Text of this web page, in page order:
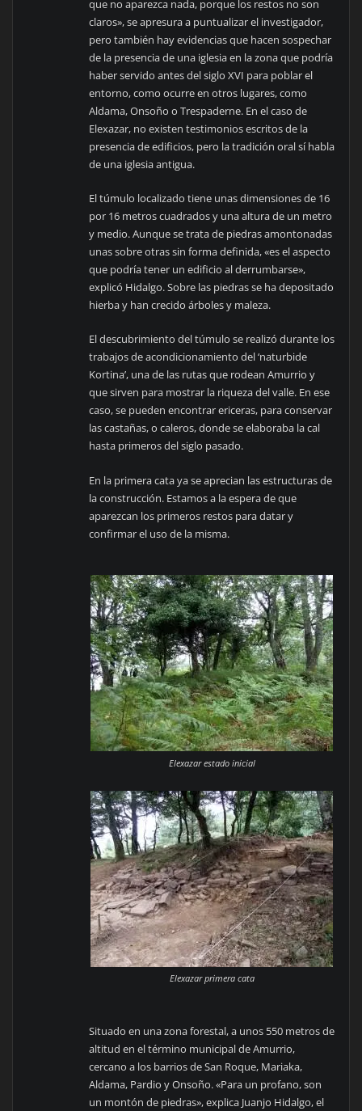
que no aparezca nada, porque los restos no son
claros», se apresura a puntualizar el investigador,
pero también hay evidencias que hacen sospechar
de la presencia de una iglesia en la zona que podría
haber servido antes del siglo XVI para poblar el
entorno, como ocurre en otros lugares, como
Aldama, Onsoño o Trespaderne. En el caso de
Elexazar, no existen testimonios escritos de la
presencia de edificios, pero la tradición oral sí habla
de una iglesia antigua.
El túmulo localizado tiene unas dimensiones de 16
por 16 metros cuadrados y una altura de un metro
y medio. Aunque se trata de piedras amontonadas
unas sobre otras sin forma definida, «es el aspecto
que podría tener un edificio al derrumbarse»,
explicó Hidalgo. Sobre las piedras se ha depositado
hierba y han crecido árboles y maleza.
El descubrimiento del túmulo se realizó durante los
trabajos de acondicionamiento del ‘naturbide
Kortina’, una de las rutas que rodean Amurrio y
que sirven para mostrar la riqueza del valle. En ese
caso, se pueden encontrar ericeras, para conservar
las castañas, o caleros, donde se elaboraba la cal
hasta primeros del siglo pasado.
En la primera cata ya se aprecian las estructuras de
la construcción. Estamos a la espera de que
aparezcan los primeros restos para datar y
confirmar el uso de la misma.
Elexazar estado inicial
Elexazar primera cata
Situado en una zona forestal, a unos 550 metros de
altitud en el término municipal de Amurrio,
cercano a los barrios de San Roque, Mariaka,
Aldama, Pardio y Onsoño. «Para un profano, son
un montón de piedras», explica Juanjo Hidalgo, el